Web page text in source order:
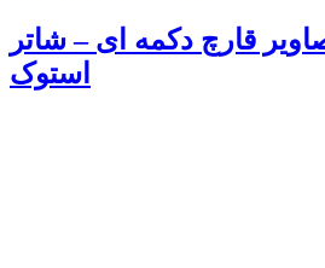
قارچ دکمه ای – شاتر
استوک